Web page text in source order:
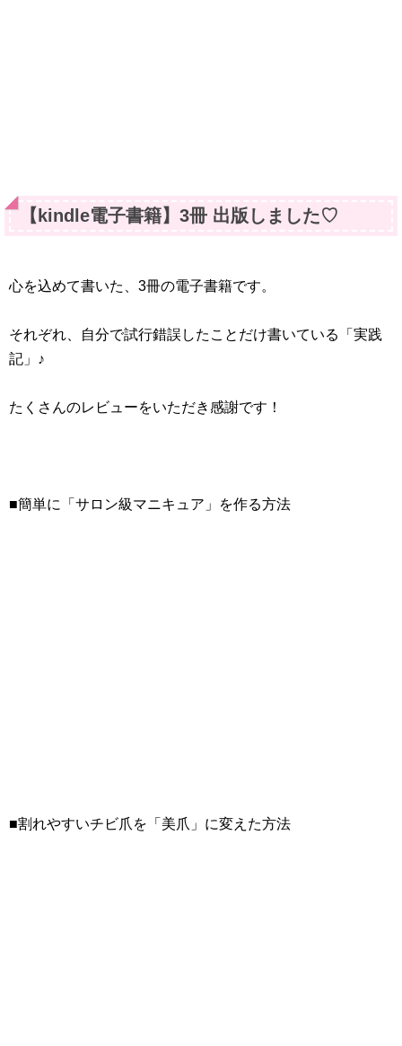
【kindle電子書籍】3冊 出版しました♡
心を込めて書いた、3冊の電子書籍です。
それぞれ、自分で試行錯誤したことだけ書いている「実践
記」♪
たくさんのレビューをいただき感謝です！
■簡単に「サロン級マニキュア」を作る方法
■割れやすいチビ爪を「美爪」に変えた方法